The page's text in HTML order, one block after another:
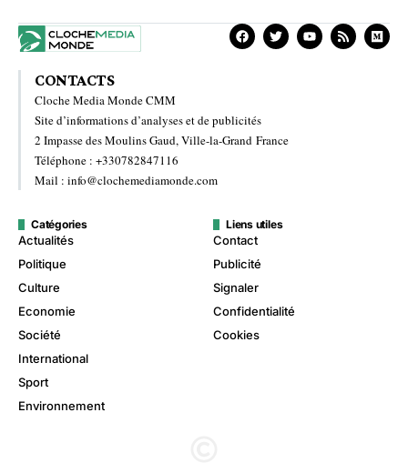
CONTACTS
Cloche Media Monde CMM
Site d’informations d’analyses et de publicités
2 Impasse des Moulins Gaud, Ville-la-Grand France
Téléphone : +330782847116
Mail : info@clochemediamonde.com
Catégories
Actualités
Politique
Culture
Economie
Société
International
Sport
Environnement
Liens utiles
Contact
Publicité
Signaler
Confidentialité
Cookies